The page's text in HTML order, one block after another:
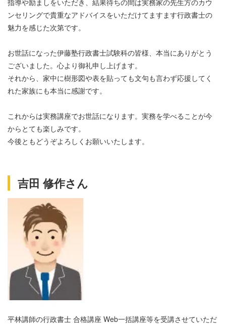
指導や励ましをいただき、結果待ちの間は実務家の先生方のカウ
ンセリングで貴重なアドバイスをいただけてますます行政書士の
魅力を感じた次第です。
お世話になった伊藤塾行政書士試験科の皆様、本当にありがとう
ございました。心より御礼申し上げます。
それから、家中に樹形図や表を貼っても文句も言わず応援してく
れた家族にも本当に感謝です。
これからは実務講座でお世話になります。実務を学べることが今
からとても楽しみです。
今後ともどうぞよろしくお願いいたします。
吉田 修作さん
平林講師の行政書士 合格講座 Web一括講座等を受講させていただ